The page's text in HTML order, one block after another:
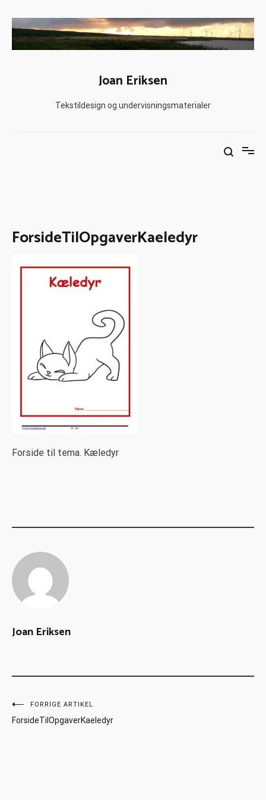
Joan Eriksen
Tekstildesign og undervisningsmaterialer
ForsideTilOpgaverKaeledyr
Forside til tema. Kæledyr
Joan Eriksen
FORRIGE ARTIKEL
ForsideTilOpgaverKaeledyr